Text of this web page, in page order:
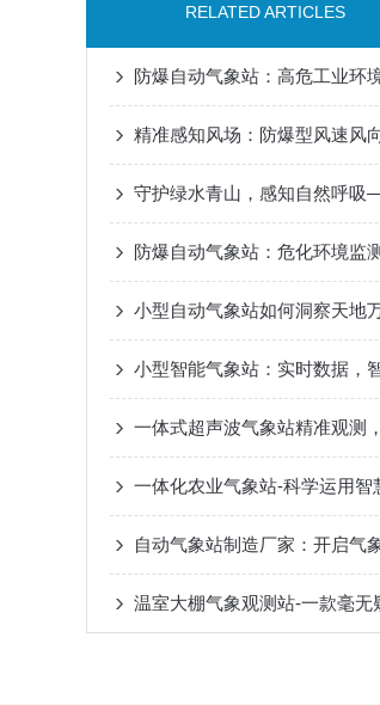
RELATED ARTICLES
小型自动气象站如何洞察天地